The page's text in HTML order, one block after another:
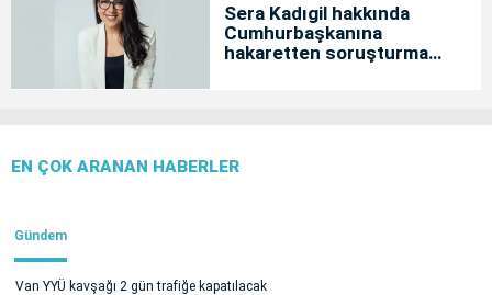
Sera Kadıgil hakkında
Cumhurbaşkanına
hakaretten soruşturma
EN ÇOK ARANAN HABERLER
Gündem
Van YYÜ kavşağı 2 gün trafiğe kapatılacak